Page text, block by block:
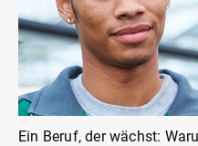
Ein Beruf, der wächst: